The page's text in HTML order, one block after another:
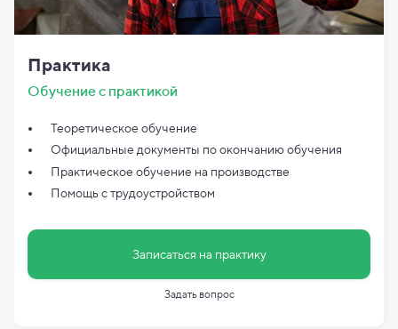
Практика
Обучение с практикой
Теоретическое обучение
Официальные документы поокончанию обучения
Практическое обучение на производстве
Помощь с трудоустройством
Записаться на практику
Задать вопрос